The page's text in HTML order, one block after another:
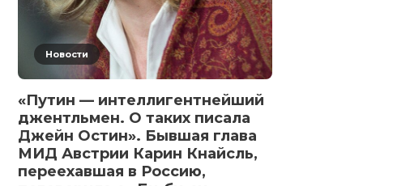
Новости
«Путин — интеллигентнейший
джентльмен. О таких писала
Джейн Остин». Бывшая глава
МИД Австрии Карин Кнайсль,
переехавшая в Россию,